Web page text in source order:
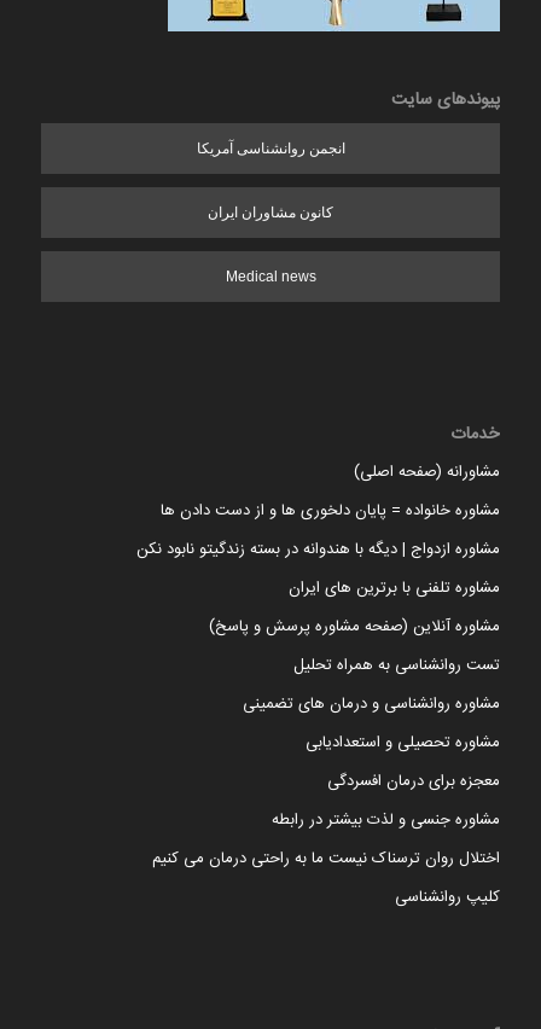
پیوندهای سایت
انجمن روانشناسی آمریکا
کانون مشاوران ایران
Medical news
خدمات
مشاورانه (صفحه اصلی)
مشاوره خانواده = پایان دلخوری ها و از دست دادن ها
مشاوره ازدواج | دیگه با هندوانه در بسته زندگیتو نابود نکن
مشاوره تلفنی با برترین های ایران
مشاوره آنلاین (صفحه مشاوره پرسش و پاسخ)
تست روانشناسی به همراه تحلیل
مشاوره روانشناسی و درمان های تضمینی
مشاوره تحصیلی و استعدادیابی
معجزه برای درمان افسردگی
مشاوره جنسی و لذت بیشتر در رابطه
اختلال روان ترسناک نیست ما به راحتی درمان می کنیم
کلیپ روانشناسی